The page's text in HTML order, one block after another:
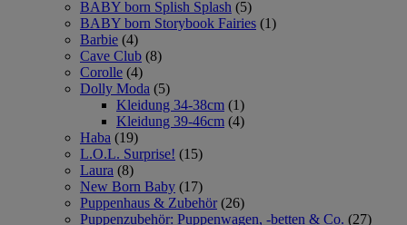
BABY born Splish Splash (5)
BABY born Storybook Fairies (1)
Barbie (4)
Cave Club (8)
Corolle (4)
Dolly Moda (5)
Kleidung 34-38cm (1)
Kleidung 39-46cm (4)
Haba (19)
L.O.L. Surprise! (15)
Laura (8)
New Born Baby (17)
Puppenhaus & Zubehör (26)
Puppenzubehör: Puppenwagen, -betten & Co. (27)